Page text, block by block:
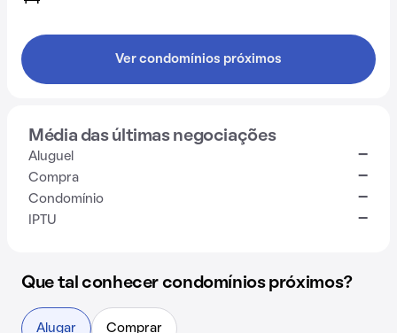
Ver condomínios próximos
Média das últimas negociações
Aluguel -
Compra -
Condomínio -
IPTU -
Que tal conhecer condomínios próximos?
Alugar Comprar